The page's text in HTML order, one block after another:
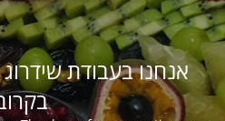
אנחנו בעבודת